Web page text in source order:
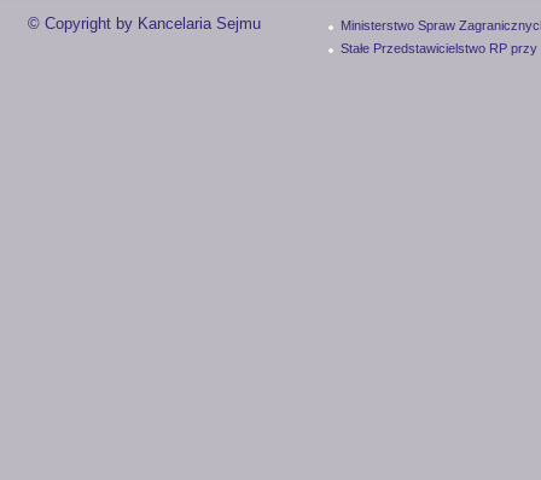
© Copyright by Kancelaria Sejmu
Ministerstwo Spraw
Stałe Przedstawicielstwo RP przy